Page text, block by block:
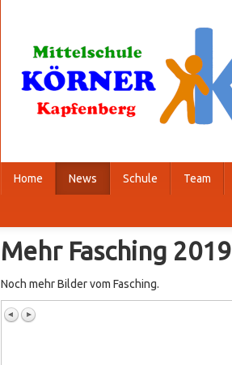
Home News Schule Team
Mehr Fasching 2019
Noch mehr Bilder vom Fasching.